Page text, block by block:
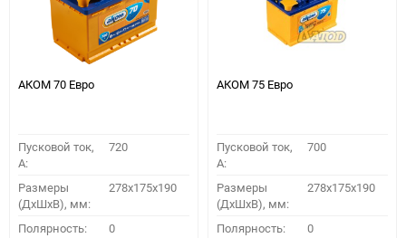
АКОМ 70 Евро
Пусковой ток,
A:
720
Размеры
(ДхШхВ), мм:
278x175x190
Полярность: 0
АКОМ 75 Евро
Пусковой ток,
A:
700
Размеры
(ДхШхВ), мм:
278x175x190
Полярность: 0